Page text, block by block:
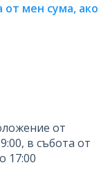
мен сума, ако
от
в събота от
17:00